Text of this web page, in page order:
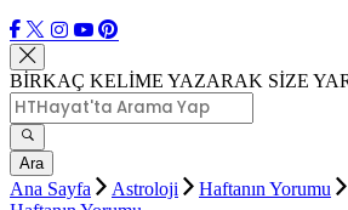
BİRKAÇ KELİME YAZARAK SİZE
Ara
Ana Sayfa Astroloji Haftanın Yorumu